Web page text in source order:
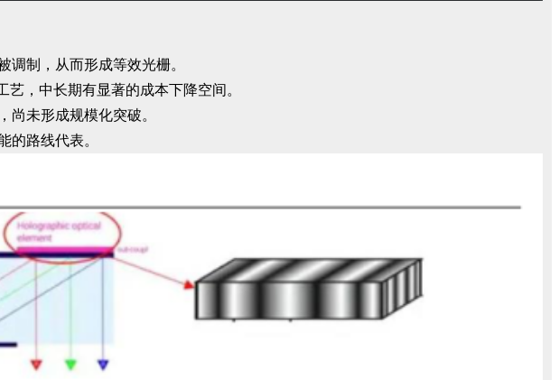
制，从而形成等效光栅。
，中长期有显著的成本下降空间。
未形成规模化突破。
的路线代表。